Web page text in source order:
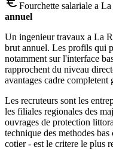
Fourchette salariale a La
annuel
Un ingenieur travaux a La
brut annuel. Les profils qui
notamment sur l'interface
rapprochent du niveau
avantages cadre completent
Les recruteurs sont les
les filiales regionales des
ouvrages de protection
technique des methodes
cotier - est le critere le plus